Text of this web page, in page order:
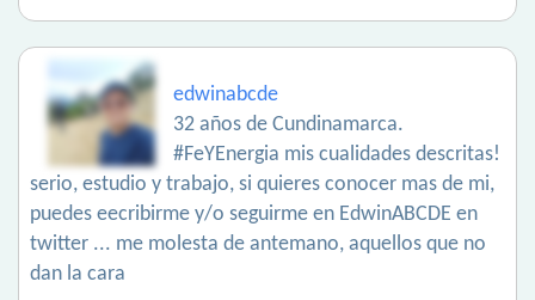
edwinabcde
32 años de Cundinamarca.
#FeYEnergia mis cualidades descritas!
serio, estudio y trabajo, si quieres conocer mas de mi,
puedes eecribirme y/o seguirme en EdwinABCDE en
twitter ... me molesta de antemano, aquellos que no
dan la cara